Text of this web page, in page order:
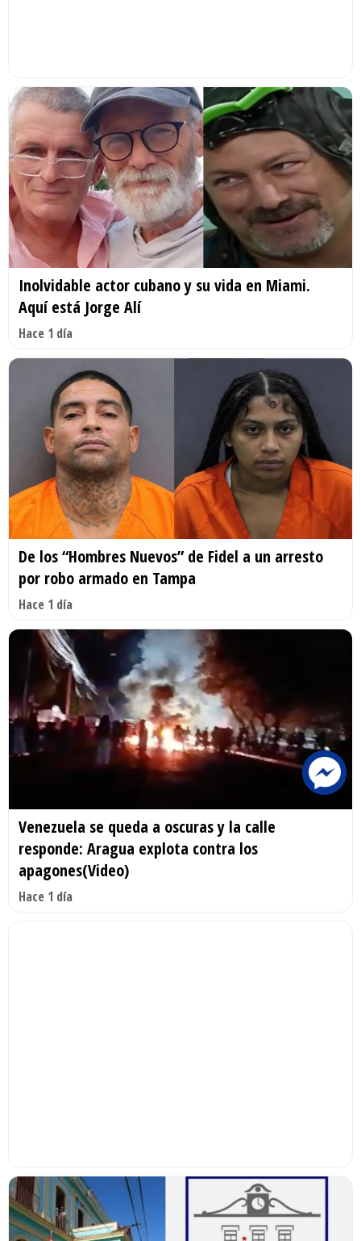
Inolvidable actor cubano y su vida en Miami.
Aquí está Jorge Alí
Hace 1 día
De los “Hombres Nuevos” de Fidel a un arresto
por robo armado en Tampa
Hace 1 día
Venezuela se queda a oscuras y la calle
responde: Aragua explota contra los
apagones(Video)
Hace 1 día